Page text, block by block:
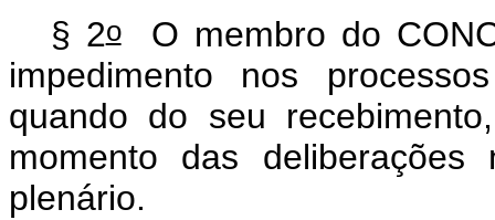
§ 2oO membro do
impedimento nos
quando do seu
momento das
plenário.